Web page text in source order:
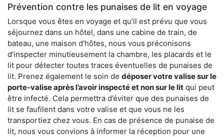
Prévention contre les punaises de lit en voyage
Lorsque vous êtes en voyage et qu’il est prévu que vous
séjournez dans un hôtel, dans une cabine de train, de
bateau, une maison d’hôtes, nous vous préconisons
d’inspecter minutieusement la chambre, les placards et le
lit pour détecter toutes traces éventuelles de punaises de
lit. Prenez également le soin de déposer votre valise sur le
porte-valise après l’avoir inspecté et non sur le lit qui peut
être infecté. Cela permettra d’éviter que des punaises de
lit se faufilent dans votre valise et que vous ne les
transportiez chez vous. En cas de présence de punaise de
lit, nous vous convions à informer la réception pour une